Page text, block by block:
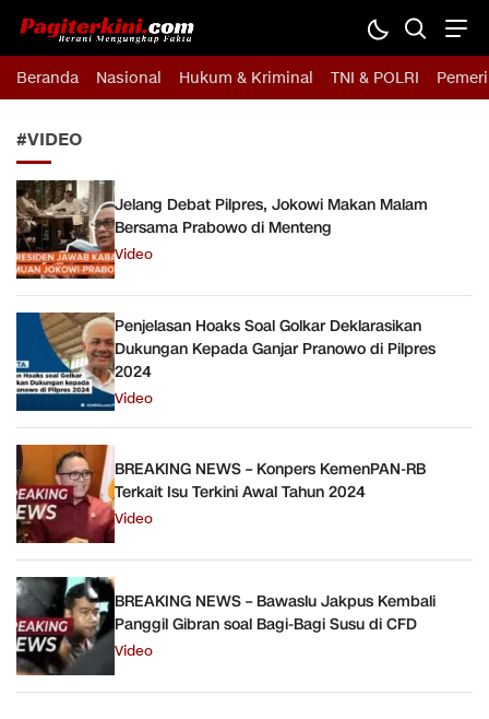
Pagiterkini.com
Berani Mengungkap Fakta
Beranda Nasional Hukum & Kriminal TNI & POLRI
#VIDEO
Jelang Debat Pilpres, Jokowi Makan Malam
Bersama Prabowo di Menteng
Video
Penjelasan Hoaks Soal Golkar Deklarasikan
Dukungan Kepada Ganjar Pranowo di Pilpres
2024
Video
BREAKING NEWS – Konpers KemenPAN-RB
Terkait Isu Terkini Awal Tahun 2024
Video
BREAKING NEWS – Bawaslu Jakpus Kembali
Panggil Gibran soal Bagi-Bagi Susu di CFD
Video